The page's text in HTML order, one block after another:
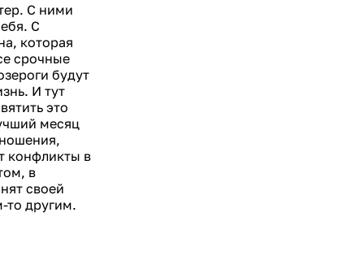
С ними
С
которая
срочные
будут
И тут
это
месяц
конфликты в
в
своей
то другим.